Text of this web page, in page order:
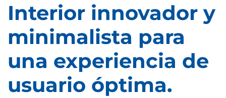
Interior innovador y
minimalista para
una experiencia de
usuario óptima.